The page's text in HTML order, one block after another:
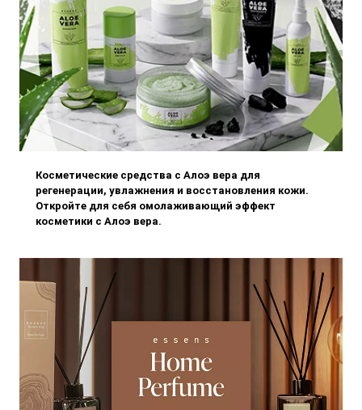
Косметические средства с Алоэ вера для
регенерации, увлажнения и восстановления кожи.
Откройте для себя омолаживающий эффект
косметики с Алоэ вера.